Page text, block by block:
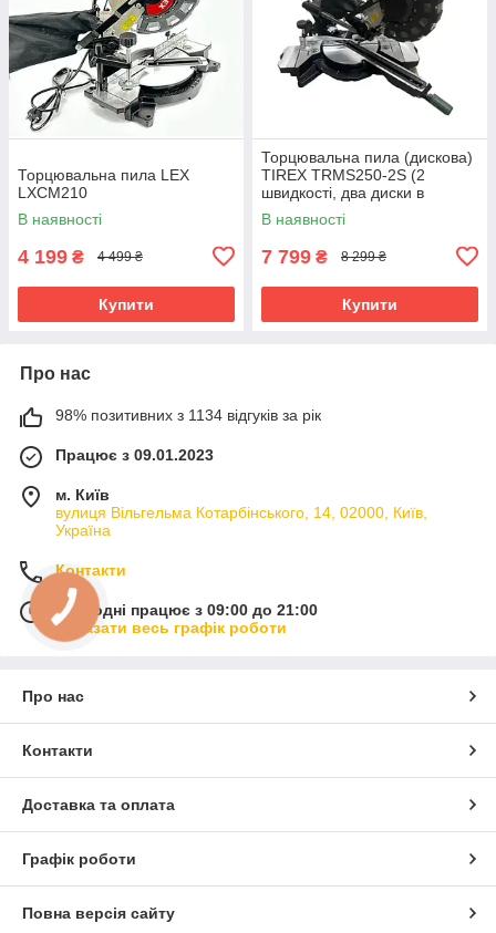
Торцювальна пила LEX
LXCM210
В наявності
4 199 ₴ 4 499 ₴
Купити
Торцювальна пила (дискова)
TIREX TRMS250-2S (2
швидкості, два диски в
комплекті)
В наявності
7 799 ₴ 8 299 ₴
Купити
Про нас
98% позитивних з 1134 відгуків за рік
Працює з 09.01.2023
м. Київ
вулиця Вільгельма Котарбінського, 14, 02000, Київ,
Україна
Контакти
Сьогодні працює з 09:00 до 21:00
Показати весь графік роботи
Про нас
Контакти
Доставка та оплата
Графік роботи
Повна версія сайту